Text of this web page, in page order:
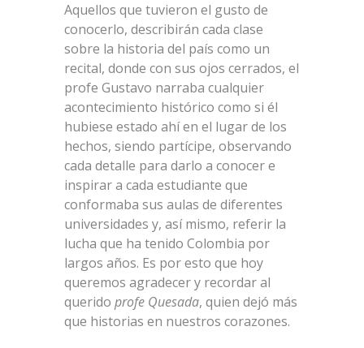
Aquellos que tuvieron el gusto de
conocerlo, describirán cada clase
sobre la historia del país como un
recital, donde con sus ojos cerrados, el
profe Gustavo narraba cualquier
acontecimiento histórico como si él
hubiese estado ahí en el lugar de los
hechos, siendo partícipe, observando
cada detalle para darlo a conocer e
inspirar a cada estudiante que
conformaba sus aulas de diferentes
universidades y, así mismo, referir la
lucha que ha tenido Colombia por
largos años. Es por esto que hoy
queremos agradecer y recordar al
querido profe Quesada, quien dejó más
que historias en nuestros corazones.